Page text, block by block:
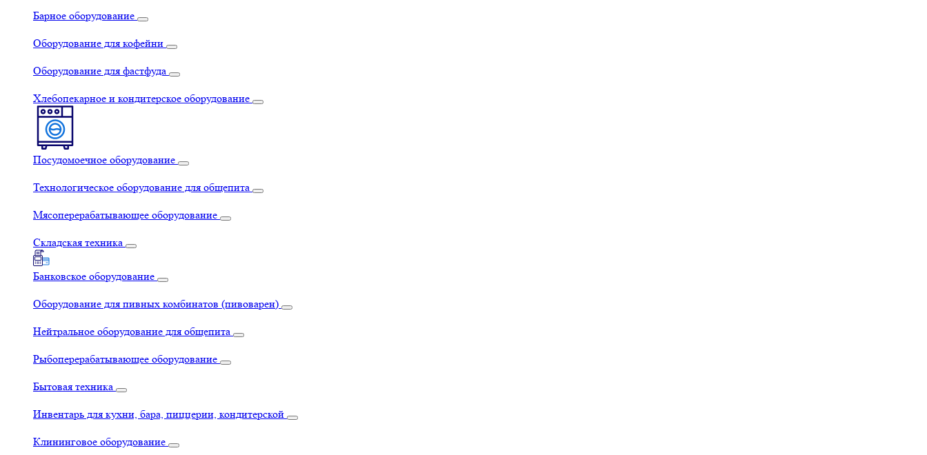
Барное оборудование
Оборудование для кофейни
Оборудование для фастфуда
Хлебопекарное и кондитерское оборудование
Посудомоечное оборудование
Технологическое оборудование для общепита
Мясоперерабатывающее оборудование
Складская техника
Банковское оборудование
Оборудование для пивных комбинатов (пивоварен)
Нейтральное оборудование для общепита
Рыбоперерабатывающее оборудование
Бытовая техника
Инвентарь для кухни, бара, пиццерии, кондитерской
Клининговое оборудование